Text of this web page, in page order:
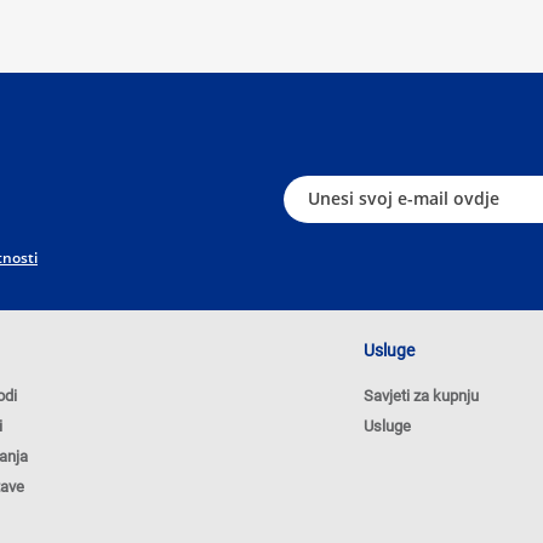
Usluge
Savjeti za kupnju
Usluge